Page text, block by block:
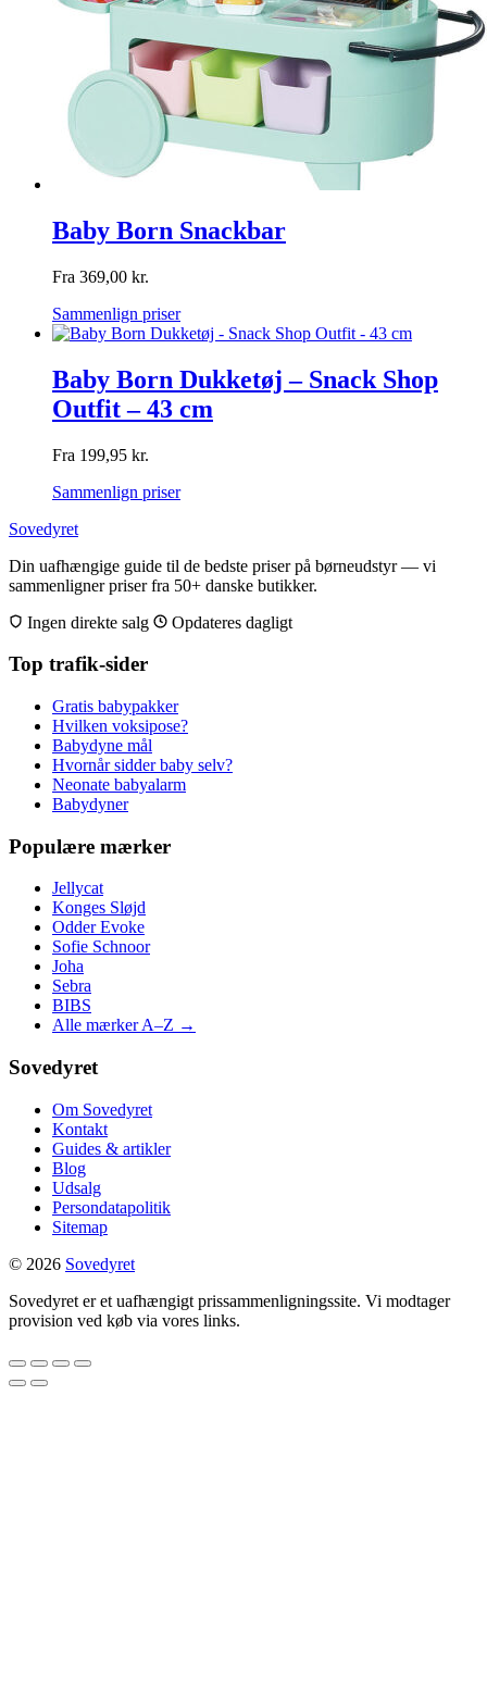
Baby Born Snackbar
Fra 369,00 kr.
Sammenlign priser
Baby Born Dukketøj – Snack Shop
Outfit – 43 cm
Fra 199,95 kr.
Sammenlign priser
Sovedyret
Din uafhængige guide til de bedste priser på børneudstyr — vi
sammenligner priser fra 50+ danske butikker.
Ingen direkte salg
Opdateres dagligt
Top trafik-sider
Gratis babypakker
Hvilken voksipose?
Babydyne mål
Hvornår sidder baby selv?
Neonate babyalarm
Babydyner
Populære mærker
Jellycat
Konges Sløjd
Odder Evoke
Sofie Schnoor
Joha
Sebra
BIBS
Alle mærker A–Z →
Sovedyret
Om Sovedyret
Kontakt
Guides & artikler
Blog
Udsalg
Persondatapolitik
Sitemap
© 2026 Sovedyret
Sovedyret er et uafhængigt prissammenligningssite. Vi modtager
provision ved køb via vores links.